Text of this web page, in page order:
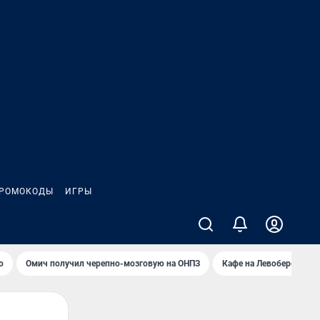
ИГРЫ
Омич получил черепно-мозговую на ОНПЗ Кафе на Левобережье